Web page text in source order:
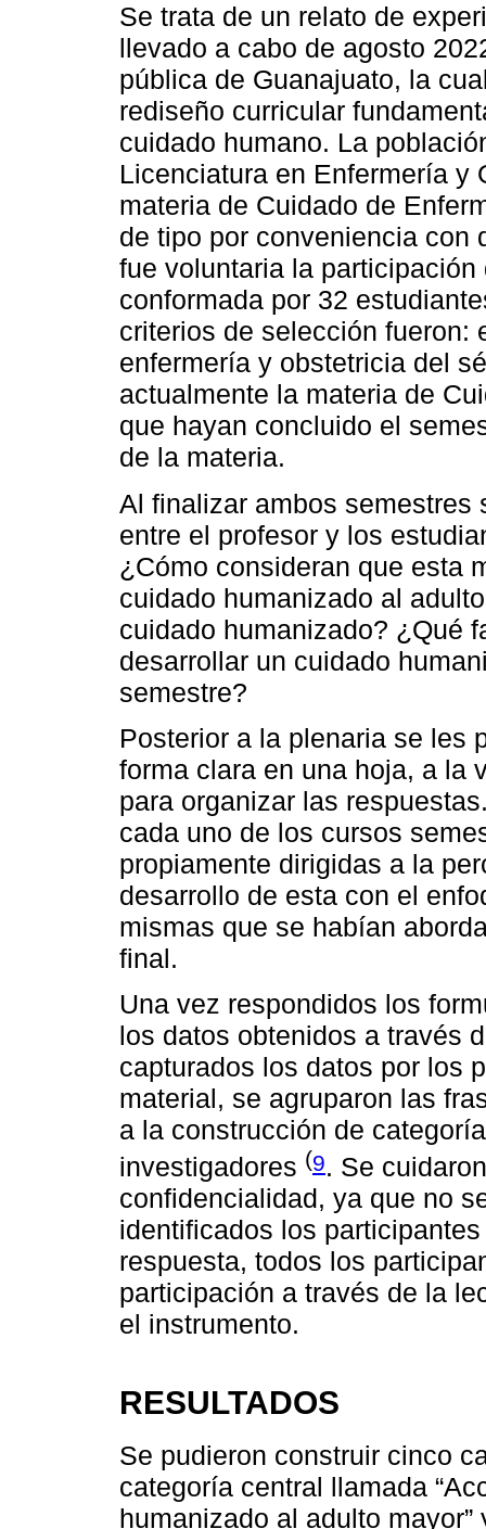
Se trata de un relato de
llevado a cabo de agosto
pública de Guanajuato, la
rediseño curricular
cuidado humano. La
Licenciatura en Enfermería y
materia de Cuidado de
de tipo por conveniencia con
fue voluntaria la
conformada por 32
criterios de selección fueron:
enfermería y obstetricia del
actualmente la materia de
que hayan concluido el
de la materia.
Al finalizar ambos semestres
entre el profesor y los
¿Cómo consideran que esta
cuidado humanizado al
cuidado humanizado? ¿Qué
desarrollar un cuidado
semestre?
Posterior a la plenaria se les
forma clara en una hoja, a la
para organizar las
cada uno de los cursos
propiamente dirigidas a la
desarrollo de esta con el
mismas que se habían
final.
Una vez respondidos los
los datos obtenidos a través
capturados los datos por los
material, se agruparon las
a la construcción de
investigadores (9. Se
confidencialidad, ya que no
identificados los
respuesta, todos los
participación a través de la
el instrumento.
RESULTADOS
Se pudieron construir cinco
categoría central llamada
humanizado al adulto